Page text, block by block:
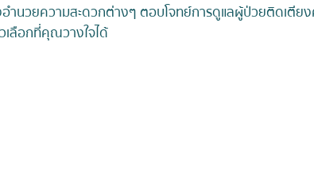
อำนวยความสะดวกต่างๆ ตอบโจทย์การดูแลผู้ป่วยติดเตี
ลือกที่คุณวางใจได้